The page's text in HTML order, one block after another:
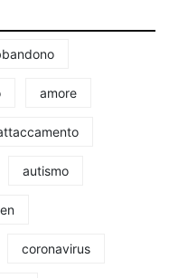
amore
autismo
coronavirus